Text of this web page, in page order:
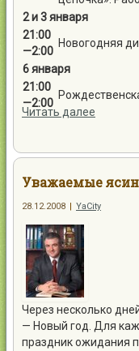
2 и 3 января
21:00
—2:00
Новогодняя
6 января
21:00
—2:00
Читать далее
Уважаемые
28.12.2008 | YaCity
Через несколько
— Новый год. Для
праздник ожидания